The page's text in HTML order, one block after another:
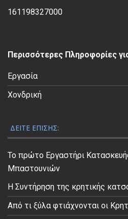
ί
ο
161198327000
Περισσότερες Πληροφορίες
Εργασία
Χονδρική
ΔΕΊΤΕ ΕΠΊΣΗΣ:
Το πρώτο Εργαστήρι
Μπαστουνιών
Η Συντήρηση της κρητικής
Από τι ξύλα φτιάχνονται οι